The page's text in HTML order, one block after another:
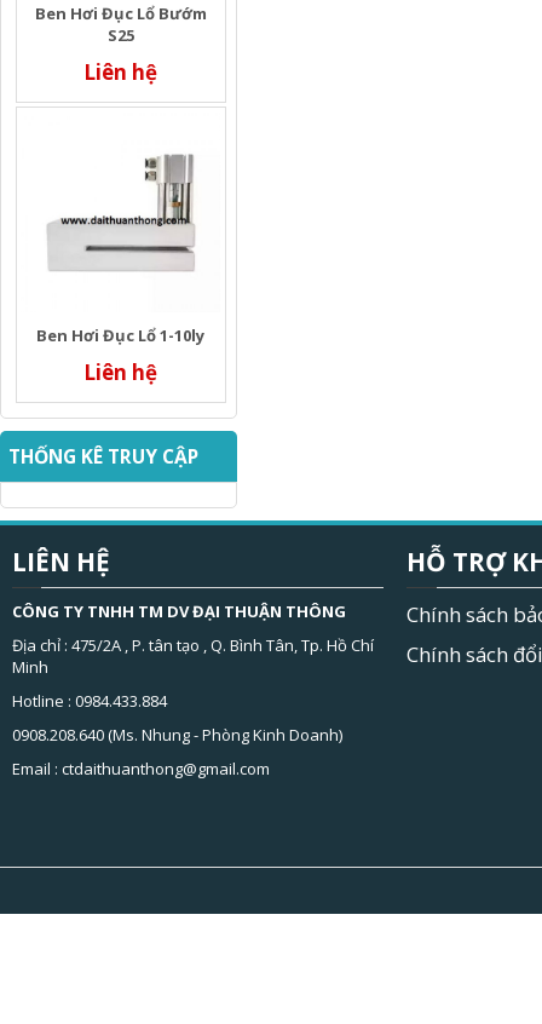
Ben Hơi Đục Lổ Bướm
S25
Liên hệ
Ben Hơi Đục Lổ 1-10ly
Liên hệ
THỐNG KÊ TRUY CẬP
LIÊN HỆ
CÔNG TY TNHH TM DV ĐẠI THUẬN THÔNG
Địa chỉ : 475/2A , P. tân tạo , Q. Bình Tân, Tp. Hồ Chí
Minh
Hotline : 0984.433.884
0908.208.640 (Ms. Nhung - Phòng Kinh Doanh)
Email : ctdaithuanthong@gmail.com
HỖ TRỢ
Chính sách
Chính sách